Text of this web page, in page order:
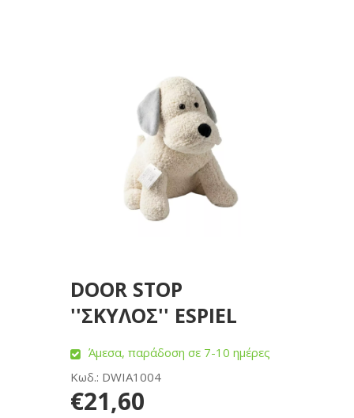
DOOR STOP
''ΣΚΥΛΟΣ'' ESPIEL
Άμεσα, παράδοση σε 7-10 ημέρες
Κωδ.: DWIA1004
€21,60